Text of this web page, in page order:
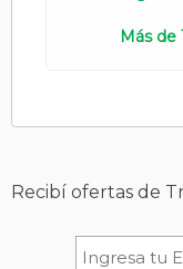
Más
Recibí ofertas de